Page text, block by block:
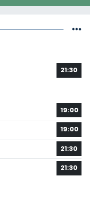
21:30
19:00
19:00
21:30
21:30